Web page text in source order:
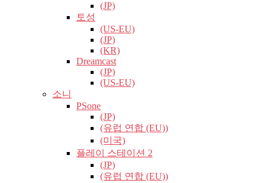
(JP)
토성
(US-EU)
(JP)
(KR)
Dreamcast
(JP)
(US-EU)
소니
PSone
(JP)
(유럽​​ 연합 (EU))
(미국)
플레이 스테이션 2
(JP)
(유럽​​ 연합 (EU))